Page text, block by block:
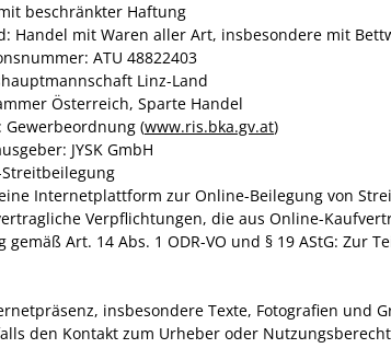
beschränkter Haftung
Handel mit Waren aller Art, insbesondere mit
ATU 48822403
Linz-Land
Österreich, Sparte Handel
(www.ris.bka.gv.at)
JYSK GmbH
Internetplattform zur Online-Beilegung von
Verpflichtungen, die aus Online-
Art. 14 Abs. 1 ODR-VO und § 19 AStG:
insbesondere Texte, Fotografien und
den Kontakt zum Urheber oder